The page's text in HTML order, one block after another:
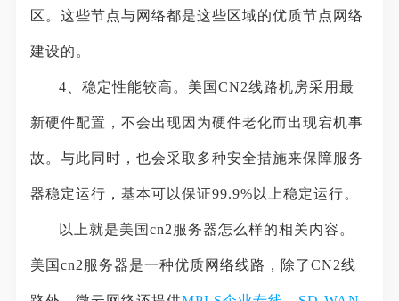
区。这些节点与网络都是这些区域的优质节点网络
建设的。
4、稳定性能较高。美国CN2线路机房采用最
新硬件配置，不会出现因为硬件老化而出现宕机事
故。与此同时，也会采取多种安全措施来保障服务
器稳定运行，基本可以保证99.9%以上稳定运行。
以上就是美国cn2服务器怎么样的相关内容。
美国cn2服务器是一种优质网络线路，除了CN2线